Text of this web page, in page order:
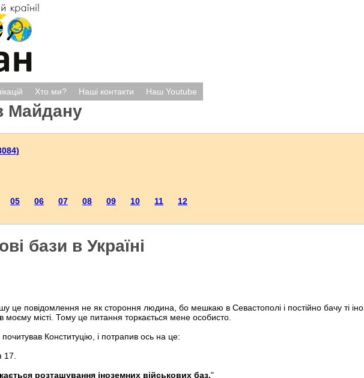
Хто ми? Наші контакти Наш Youtube
Майдану
05 06 07 08 09 10 11 12
бази в Україні
це повідомлення не як стороння людина, бо мешкаю в Севастополі і постійно бачу ті
моєму місті. Тому це питання торкається мене особисто.
Конституцію, і потрапив ось на це:
17.
розташування іноземних військових баз."